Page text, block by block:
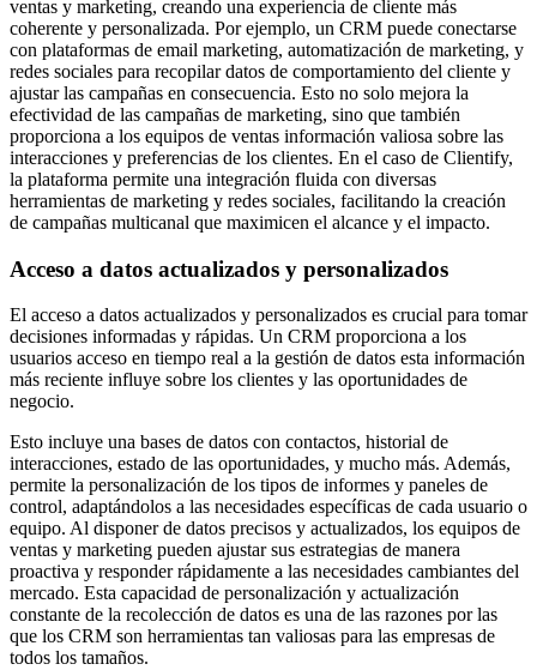
ventas y marketing, creando una experiencia de cliente más
coherente y personalizada. Por ejemplo, un CRM puede conectarse
con plataformas de email marketing, automatización de marketing, y
redes sociales para recopilar datos de comportamiento del cliente y
ajustar las campañas en consecuencia. Esto no solo mejora la
efectividad de las campañas de marketing, sino que también
proporciona a los equipos de ventas información valiosa sobre las
interacciones y preferencias de los clientes. En el caso de Clientify,
la plataforma permite una integración fluida con diversas
herramientas de marketing y redes sociales, facilitando la creación
de campañas multicanal que maximicen el alcance y el impacto.
Acceso a datos actualizados y personalizados
El acceso a datos actualizados y personalizados es crucial para tomar
decisiones informadas y rápidas. Un CRM proporciona a los
usuarios acceso en tiempo real a la gestión de datos esta información
más reciente influye sobre los clientes y las oportunidades de
negocio.
Esto incluye una bases de datos con contactos, historial de
interacciones, estado de las oportunidades, y mucho más. Además,
permite la personalización de los tipos de informes y paneles de
control, adaptándolos a las necesidades específicas de cada usuario o
equipo. Al disponer de datos precisos y actualizados, los equipos de
ventas y marketing pueden ajustar sus estrategias de manera
proactiva y responder rápidamente a las necesidades cambiantes del
mercado. Esta capacidad de personalización y actualización
constante de la recolección de datos es una de las razones por las
que los CRM son herramientas tan valiosas para las empresas de
todos los tamaños.